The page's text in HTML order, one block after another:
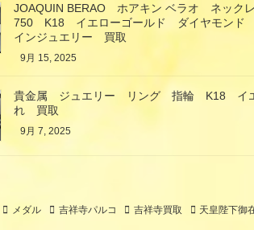
JOAQUIN BERAO ホアキン ベラオ ネッ
750 K18 イエローゴールド ダイヤモンド
インジュエリー 買取
9月 15, 2025
貴金属 ジュエリー リング 指輪 K18 イ
れ 買取
9月 7, 2025
メダル 吉祥寺パルコ 吉祥寺買取
天皇陛下御